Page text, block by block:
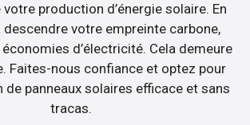
production d’énergie solaire. En
votre empreinte carbone,
d’électricité. Cela demeure
Faites-nous confiance et optez pour
de panneaux solaires efficace et sans
tracas.